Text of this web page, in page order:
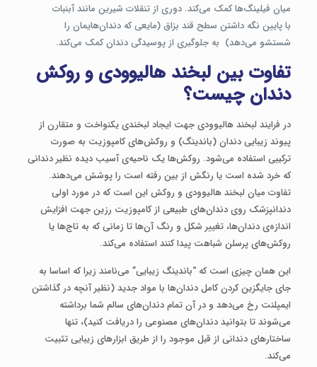
میان فیلینگ‌ها کمک می‌کند. دوری از تنقلات شیرین مانند آبنبات
با پایین نگه داشتن سطح قند بزاق (مایعی که دندان‌هایمان را
شستشو می‌دهد) به جلوگیری از پوسیدگی دندان کمک می‌کند.
تفاوت بین لبخند هالیوودی و روکش
دندان چیست؟
در فرایند لبخند هالیوودی جهت ایجاد لبخندی یکنواخت و متقارن از
پیوند زیبایی دندان (باندینگ) و روکش‌های کامپوزیت به صورت
ترکیبی استفاده می‌شود. روکش‌ها یک ناحیه‌ی آسیب دیده نظیر دندانی
که خرد شده است یا رنگش از بین رفته است را پوشش می‌دهند.
تفاوت میان لبخند هالیوودی و روکش‌ این است که در مورد اولی
دندانپزشک روی دندان‌های طبیعی از کامپوزیت رزین جهت افزایش
اندازه‌ی دندان‌ها، تغییر شکل و رنگ آن‌ها تا زمانی که به تاج‌ها یا
روکش‌های پرسلن شباهت پیدا کنند استفاده می‌کند.
این همان چیزی است که “باندینگ زیبایی” می‌نامند زیرا که اساسا به
جای جایگزین کردن کامل دندان‌ها با مواد جدید (نظیر آنچه در گذاشتن
ایمپلنت رخ می‌دهد و در آن تمام دندان‌های سالم شما برداشته
می‌شوند تا بتوانید دندان‌های مصنوعی را دریافت کنید)، تنها
ساختارهای دندانی از قبل موجود را از طریق ابزارهای زیبایی تثبیت
می‌کند.